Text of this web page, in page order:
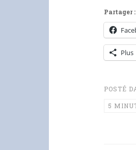
Partager :
Plus
POSTÉ
5